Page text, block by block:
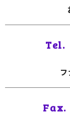
Tel.
Fax.